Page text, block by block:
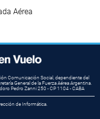
Aérea
Comunicación Social, dependiente del
General de la Fuerza Aérea Argentina.
Pedro Zanni 250 - CP 1104 - CABA
de Informática.